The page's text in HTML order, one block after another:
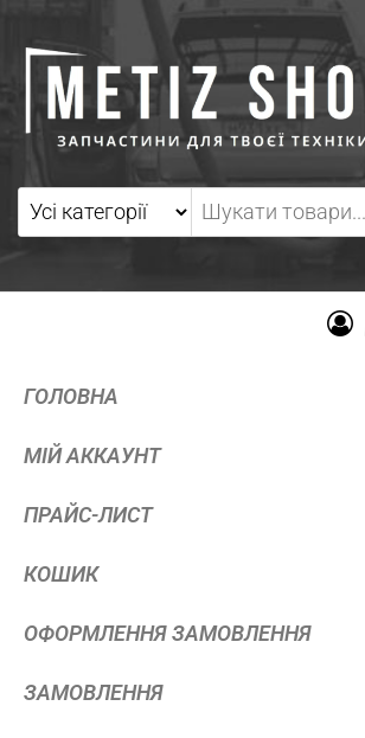
ГОЛОВНА
МІЙ АККАУНТ
ПРАЙС-ЛИСТ
КОШИК
ОФОРМЛЕННЯ ЗАМОВЛЕННЯ
ЗАМОВЛЕННЯ